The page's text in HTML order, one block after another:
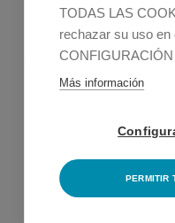
Información por 100g
Valor energético
Grasas generales
Grasas saturadas
2,3 g
TODAS LAS
rechazar su uso en
Más información
PERMITIR